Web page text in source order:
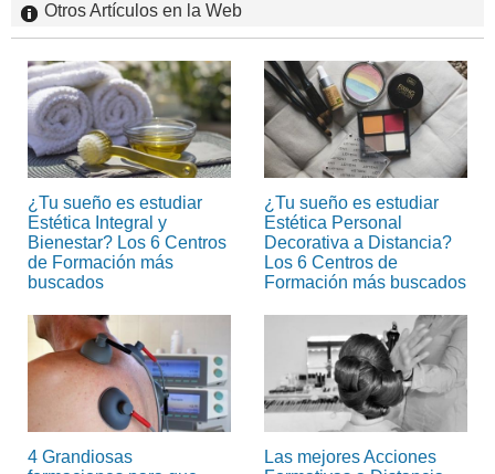
Otros Artículos en la Web
¿Tu sueño es estudiar
Estética Integral y
Bienestar? Los 6 Centros
de Formación más
buscados
¿Tu sueño es estudiar
Estética Personal
Decorativa a Distancia?
Los 6 Centros de
Formación más buscados
4 Grandiosas
Las mejores Acciones